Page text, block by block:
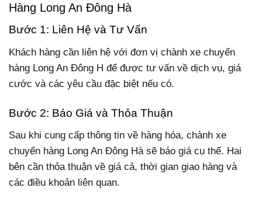
Hàng Long An Đông Hà
Bước 1: Liên Hệ và Tư Vấn
Khách hàng cần liên hệ với đơn vị chành xe chuyển
hàng Long An Đông H để được tư vấn về dịch vụ, giá
cước và các yêu cầu đặc biệt nếu có.
Bước 2: Báo Giá và Thỏa Thuận
Sau khi cung cấp thông tin về hàng hóa, chành xe
chuyển hàng Long An Đông Hà sẽ báo giá cụ thể. Hai
bên cần thỏa thuận về giá cả, thời gian giao hàng và
các điều khoản liên quan.